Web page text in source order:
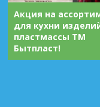
Акция на
для кухни
пластмассы ТМ
Бытпласт!